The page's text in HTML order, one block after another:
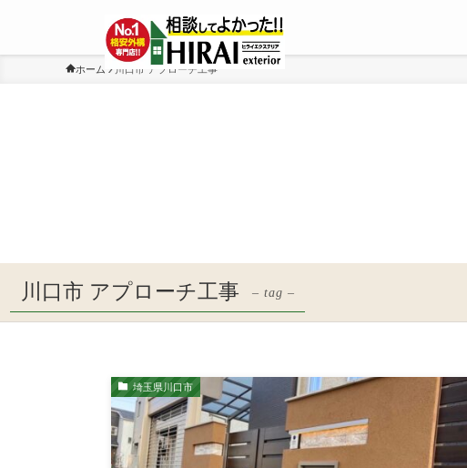
ホーム 川口市 アプローチ工事
川口市 アプローチ工事 – tag –
埼玉県川口市